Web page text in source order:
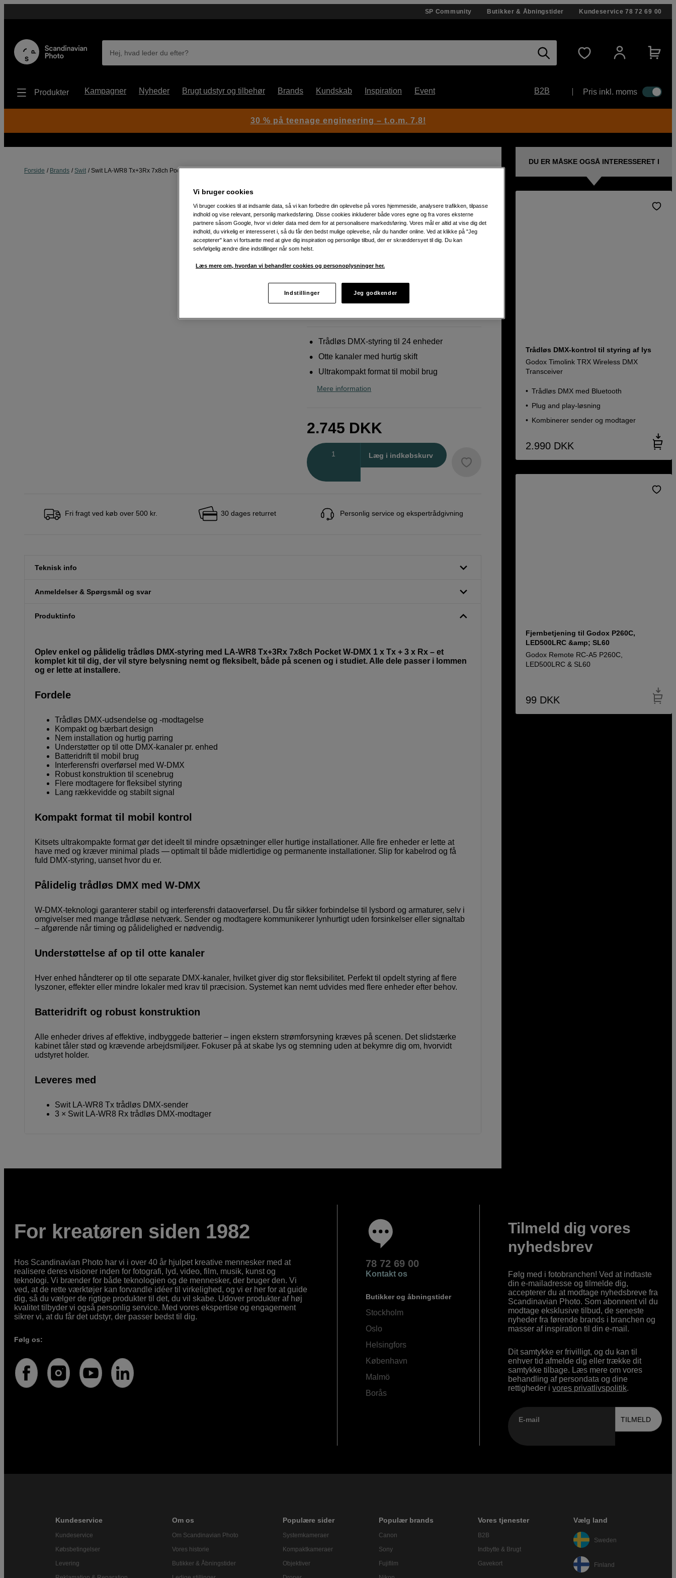
SP Community Butikker & Åbningstider Kundeservice 78 72 69 00
Hej, hvad leder du efter?
Produkter Kampagner Nyheder Brugt udstyr og tilbehør Brands Kundskab Inspiration Event B2B Pris inkl. moms
Forside Brands Swit Swit LA-WR8 Tx+3Rx 7x8ch Pocket W-DMX 1 x Tx + 3 x Rx
Artikelnummer: 1057592
Swit
W-DMX-senderpakke til trådløs
lysstyring
hverdage efter bestilling
Trådløs DMX-styring til 24 enheder
Otte kanaler med hurtig skift
Ultrakompakt format til mobil brug
Mere information
2.745 DKK
Læg i indkøbskurv
Fri fragt ved køb over 500 kr. 30 dages returret Personlig service og ekspertrådgivning
Teknisk info
Anmeldelser & Spørgsmål og svar
Produktinfo
Oplev enkel og pålidelig trådløs DMX-styring med LA-WR8 Tx+3Rx 7x8ch Pocket W-DMX 1 x Tx + 3 x Rx – et
komplet kit til dig, der vil styre belysning nemt og fleksibelt, både på scenen og i studiet. Alle dele passer i lommen
og er lette at installere.
Fordele
Trådløs DMX-udsendelse og -modtagelse
Kompakt og bærbart design
Nem installation og hurtig parring
Understøtter op til otte DMX-kanaler pr. enhed
Batteridrift til mobil brug
Interferensfri overførsel med W-DMX
Robust konstruktion til scenebrug
Flere modtagere for fleksibel styring
Lang rækkevidde og stabilt signal
Kompakt format til mobil kontrol
Kitsets ultrakompakte format gør det ideelt til mindre opsætninger eller hurtige installationer. Alle fire enheder er lette at
have med og kræver minimal plads — optimalt til både midlertidige og permanente installationer. Slip for kabelrod og få
fuld DMX-styring, uanset hvor du er.
Pålidelig trådløs DMX med W-DMX
W-DMX-teknologi garanterer stabil og interferensfri dataoverførsel. Du får sikker forbindelse til lysbord og armaturer, selv i
omgivelser med mange trådløse netværk. Sender og modtagere kommunikerer lynhurtigt uden forsinkelser eller signaltab
– afgørende når timing og pålidelighed er nødvendig.
Understøttelse af op til otte kanaler
Hver enhed håndterer op til otte separate DMX-kanaler, hvilket giver dig stor fleksibilitet. Perfekt til opdelt styring af flere
lyszoner, effekter eller mindre lokaler med krav til præcision. Systemet kan nemt udvides med flere enheder efter behov.
Batteridrift og robust konstruktion
Alle enheder drives af effektive, indbyggede batterier – ingen ekstern strømforsyning kræves på scenen. Det slidstærke
kabinet tåler stød og krævende arbejdsmiljøer. Fokuser på at skabe lys og stemning uden at bekymre dig om, hvorvidt
udstyret holder.
Leveres med
Swit LA-WR8 Tx trådløs DMX-sender
3 × Swit LA-WR8 Rx trådløs DMX-modtager
DU ER MÅSKE OGSÅ INTERESSERET I
Trådløs DMX-kontrol til styring af lys
Godox Timolink TRX Wireless DMX
Transceiver
Trådløs DMX med Bluetooth
Plug and play-løsning
Kombinerer sender og modtager
2.990 DKK
Fjernbetjening til Godox P260C,
LED500LRC &amp; SL60
Godox Remote RC-A5 P260C,
LED500LRC & SL60
99 DKK
For kreatøren siden 1982
Hos Scandinavian Photo har vi i over 40 år hjulpet kreative mennesker med at
realisere deres visioner inden for fotografi, lyd, video, film, musik, kunst og
teknologi. Vi brænder for både teknologien og de mennesker, der bruger den. Vi
ved, at de rette værktøjer kan forvandle idéer til virkelighed, og vi er her for at guide
dig, så du vælger de rigtige produkter til det, du vil skabe. Udover produkter af høj
kvalitet tilbyder vi også personlig service. Med vores ekspertise og engagement
sikrer vi, at du får det udstyr, der passer bedst til dig.
Følg os:
78 72 69 00
Kontakt os
Butikker og åbningstider
Stockholm
Oslo
Helsingfors
København
Malmö
Borås
Tilmeld dig vores
nyhedsbrev
Følg med i fotobranchen! Ved at indtaste
din e-mailadresse og tilmelde dig,
accepterer du at modtage nyhedsbreve fra
Scandinavian Photo. Som abonnent vil du
modtage eksklusive tilbud, de seneste
nyheder fra førende brands i branchen og
masser af inspiration til din e-mail.
Dit samtykke er frivilligt, og du kan til
enhver tid afmelde dig eller trække dit
samtykke tilbage. Læs mere om vores
behandling af persondata og dine
rettigheder ivores privatlivspolitik.
E-mail TILMELD
Kundeservice
Kundeservice
Købsbetingelser
Levering
Om os
Om Scandinavian Photo
Vores historie
Butikker & Åbningstider
Populære sider
Systemkameraer
Kompaktkameraer
Objektiver
Populær brands
Canon
Sony
Fujifilm
Vores tjenester
B2B
Indbytte & Brugt
Gavekort
Vælg land
Sweden
Finland
30 % på teenage engineering – t.o.m. 7.8!
Vi bruger cookies
Vi bruger cookies til at indsamle data, så vi kan forbedre din oplevelse på vores hjemmeside, analysere trafikken, tilpasse
indhold og vise relevant, personlig markedsføring. Disse cookies inkluderer både vores egne og fra vores eksterne
partnere såsom Google, hvor vi deler data med dem for at personalisere markedsføring. Vores mål er altid at vise dig det
indhold, du virkelig er interesseret i, så du får den bedst mulige oplevelse, når du handler online. Ved at klikke på "Jeg
accepterer" kan vi fortsætte med at give dig inspiration og personlige tilbud, der er skræddersyet til dig. Du kan
selvfølgelig ændre dine indstillinger når som helst.
Læs mere om, hvordan vi behandler cookies og personoplysninger her.
Indstillinger Jeg godkender